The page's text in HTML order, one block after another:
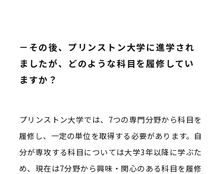
－その後、プリンストン大学に進学され
ましたが、どのような科目を履修してい
ますか？
プリンストン大学では、7つの専門分野から科目を
履修し、一定の単位を取得する必要があります。自
分が専攻する科目については大学3年以降に学ぶた
め、現在は7分野から興味・関心のある科目を履修